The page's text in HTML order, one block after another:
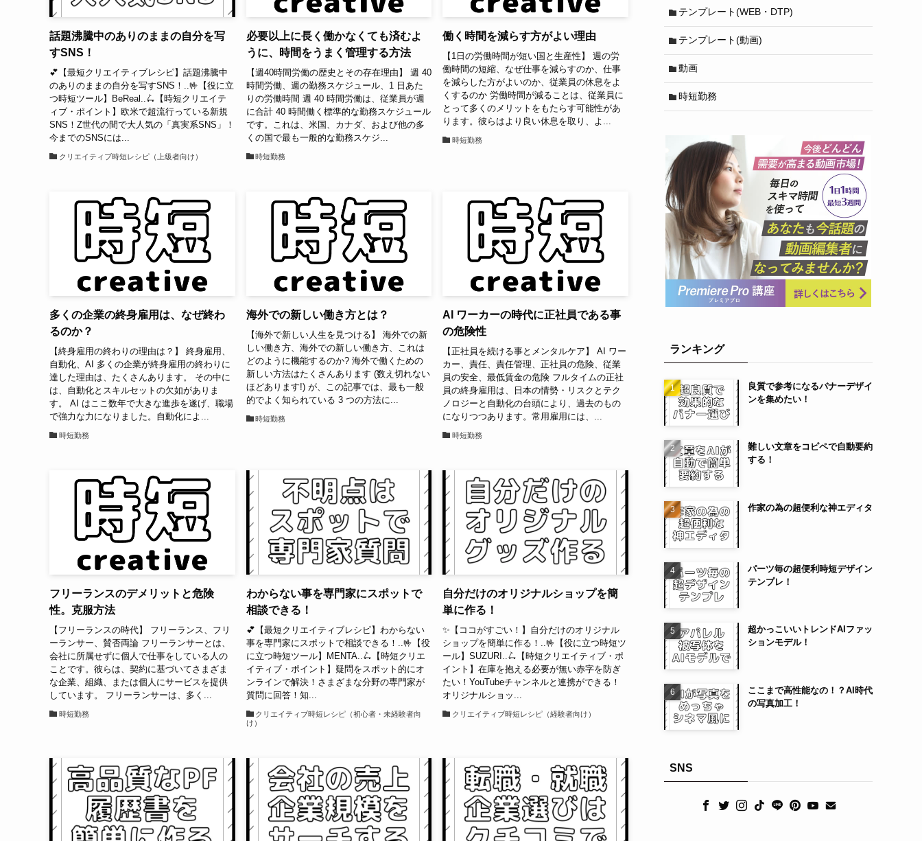
話題沸騰中のありのままの自分を写
すSNS！
💕【最短クリエイティブレシピ】話題沸騰中
のありのままの自分を写すSNS！..🤟【役に立
つ時短ツール】BeReal..🛴【時短クリエイテ
ィブ・ポイント】欧米で超流行っている新規
SNS！Z世代の間で大人気の「真実系SNS」！
今までのSNSには...
クリエイティブ時短レシピ（上級者向け）
必要以上に長く働かなくても済むよ
うに、時間をうまく管理する方法
【週40時間労働の歴史とその存在理由】 週 40
時間労働、週の勤務スケジュール、1 日あた
りの労働時間 週 40 時間労働は、従業員が週
に合計 40 時間働く標準的な勤務スケジュール
です。これは、米国、カナダ、および他の多
くの国で最も一般的な勤務スケジ...
時短勤務
働く時間を減らす方がよい理由
【1日の労働時間が短い国と生産性】 週の労
働時間の短縮、なぜ仕事を減らすのか、仕事
を減らした方がよいのか、従業員の休息をよ
くするのか 労働時間が減ることは、従業員に
とって多くのメリットをもたらす可能性があ
ります。彼らはより良い休息を取り、よ...
時短勤務
多くの企業の終身雇用は、なぜ終わ
るのか？
【終身雇用の終わりの理由は？】 終身雇用、
自動化、AI 多くの企業が終身雇用の終わりに
達した理由は、たくさんあります。 その中に
は、自動化とスキルセットの欠如がありま
す。 AI はここ数年で大きな進歩を遂げ、職場
で強力な力になりました。自動化によ...
時短勤務
海外での新しい働き方とは？
【海外で新しい人生を見つける】 海外での新
しい働き方、海外での新しい働き方、これは
どのように機能するのか? 海外で働くための
新しい方法はたくさんあります (数え切れない
ほどあります!) が、この記事では、最も一般
的でよく知られている 3 つの方法に...
時短勤務
AI ワーカーの時代に正社員である事
の危険性
【正社員を続ける事とメンタルケア】 AI ワー
カー、責任、責任管理、正社員の危険、従業
員の安全、最低賃金の危険 フルタイムの正社
員の終身雇用は、日本の情勢・リスクとテク
ノロジーと自動化の台頭により、過去のもの
になりつつあります。常用雇用には、...
時短勤務
フリーランスのデメリットと危険
性。克服方法
【フリーランスの時代】 フリーランス、フリ
ーランサー、賛否両論 フリーランサーとは、
会社に所属せずに個人で仕事をしている人の
ことです。彼らは、契約に基づいてさまざま
な企業、組織、または個人にサービスを提供
しています。 フリーランサーは、多く...
時短勤務
わからない事を専門家にスポットで
相談できる！
💕【最短クリエイティブレシピ】わからない
事を専門家にスポットで相談できる！..🤟【役
に立つ時短ツール】MENTA..🛴【時短クリエ
イティブ・ポイント】疑問をスポット的にオ
ンラインで解決！さまざまな分野の専門家が
質問に回答！知...
クリエイティブ時短レシピ（初心者・未経験者向
け）
自分だけのオリジナルショップを簡
単に作る！
✨【ココがすごい！】自分だけのオリジナル
ショップを簡単に作る！..🤟【役に立つ時短ツ
ール】SUZURI..🛴【時短クリエイティブ・ポ
イント】在庫を抱える必要が無い赤字を防ぎ
たい！YouTubeチャンネルと連携ができる！
オリジナルショッ...
クリエイティブ時短レシピ（経験者向け）
テンプレート(WEB・DTP)
テンプレート(動画)
動画
時短勤務
ランキング
良質で参考になるバナーデザイ
ンを集めたい！
難しい文章をコピペで自動要約
する！
作家の為の超便利な神エディタ
パーツ毎の超便利時短デザイン
テンプレ！
超かっこいいトレンドAIファッ
ションモデル！
ここまで高性能なの！？AI時代
の写真加工！
SNS